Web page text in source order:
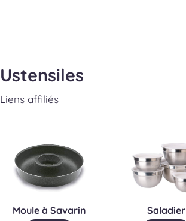
Ustensiles
Liens affiliés
Moule à Savarin
Saladier